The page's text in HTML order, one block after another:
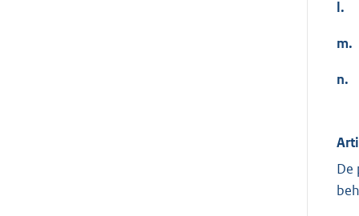
l.
m.
n.
De